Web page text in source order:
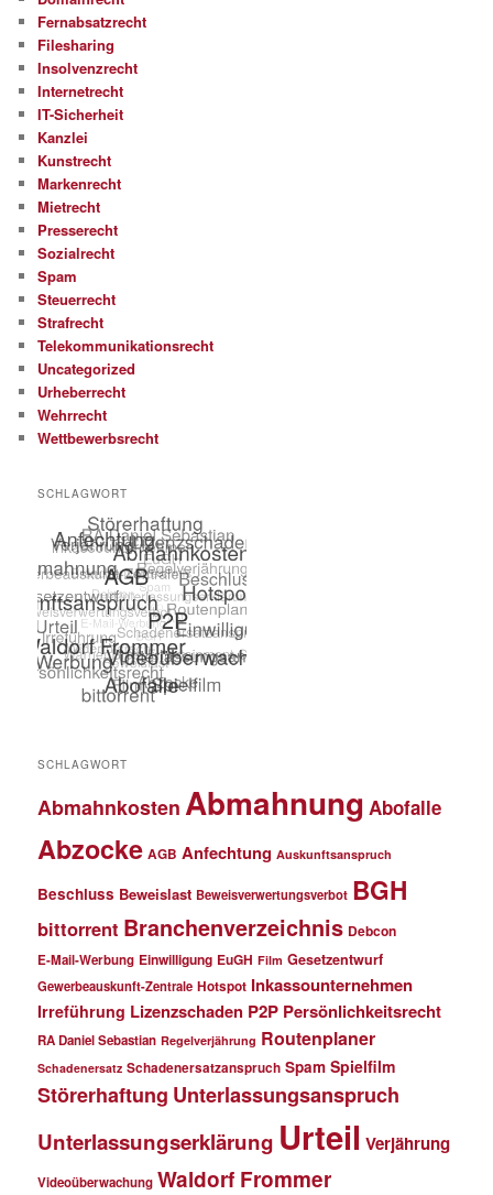
Fernabsatzrecht
Filesharing
Insolvenzrecht
Internetrecht
IT-Sicherheit
Kanzlei
Kunstrecht
Markenrecht
Mietrecht
Presserecht
Sozialrecht
Spam
Steuerrecht
Strafrecht
Telekommunikationsrecht
Uncategorized
Urheberrecht
Wehrrecht
Wettbewerbsrecht
SCHLAGWORT
SCHLAGWORT
Abmahnkosten Abmahnung Abofalle
Abzocke AGB Anfechtung Auskunftsanspruch
Beschluss Beweislast Beweisverwertungsverbot BGH
bittorrent Branchenverzeichnis Debcon
E-Mail-Werbung Einwilligung EuGH Film Gesetzentwurf
Gewerbeauskunft-Zentrale Hotspot Inkassounternehmen
Irreführung Lizenzschaden P2P Persönlichkeitsrecht
RA Daniel Sebastian Regelverjährung Routenplaner
Schadenersatz Schadenersatzanspruch Spam Spielfilm
Störerhaftung Unterlassungsanspruch
Unterlassungserklärung Urteil Verjährung
Videoüberwachung Waldorf Frommer